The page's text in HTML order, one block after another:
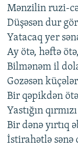
VIDEO
FOTOQALEREYA
İNFOQRAFIKA
KARIKATURA
RADIO ARXIV
OXU ZALI
AZƏRBAYCAN
İSLAM VƏ
İZ - MƏDƏNIYYƏT
HAQQIMIZDA
MISSIYAMIZ
PEŞƏ ETIKASI VƏ
BIZIMLƏ ƏLAQƏ
BIZI IZLƏ
RFE/RL-in
Mənzilin ruzi-
Düşəsən dur
Yatacaq yer
Ay ötə, həftə
Bilmənəm il
Gozəsən
Bir qəpikdən
Yastığın
Bir dənə yırtıq
İstirahətlə sənə